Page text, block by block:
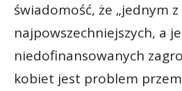
świadomość, że „jednym z
najpowszechniejszych, a
niedofinansowanych
kobiet jest problem